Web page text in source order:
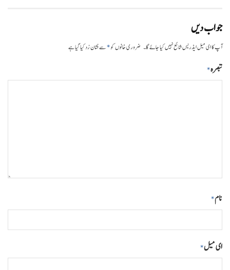
جواب دیں
آپ کا ای میل ایڈریس شائع نہیں کیا جائے گا۔ ضروری خانوں کو*سے نشان زد کیا گیا ہے
تبصرہ*
نام*
ای میل*